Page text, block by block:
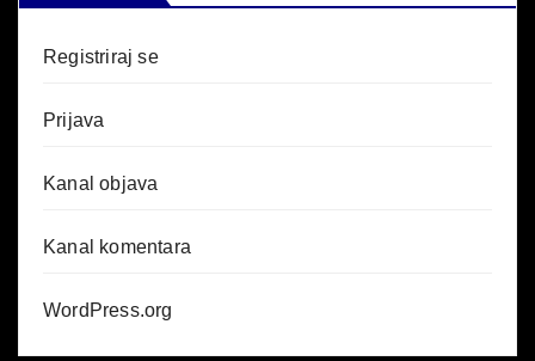
Registriraj se
Prijava
Kanal objava
Kanal komentara
WordPress.org